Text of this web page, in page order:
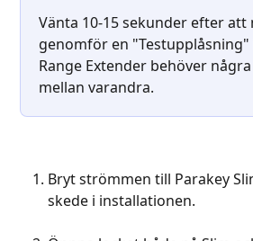
Vänta 10-15 sekunder efter
genomför en
Range Extender behöver
mellan varandra.
Bryt strömmen till Parakey
skede i installationen.